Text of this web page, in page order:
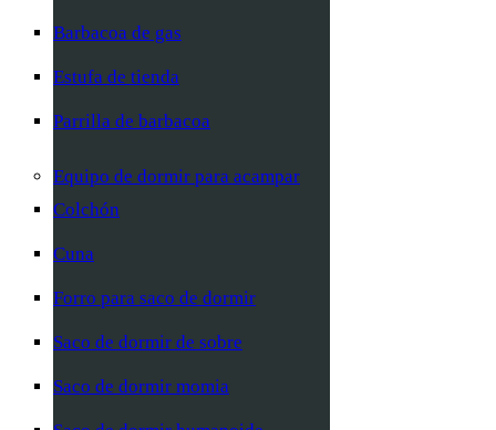
Barbacoa de gas
Estufa de tienda
Parrilla de barbacoa
Equipo de dormir para acampar
Colchón
Cuna
Forro para saco de dormir
Saco de dormir de sobre
Saco de dormir momia